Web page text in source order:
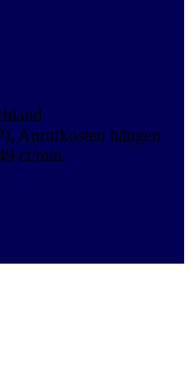
Anrufkosten hängen
ct/min.